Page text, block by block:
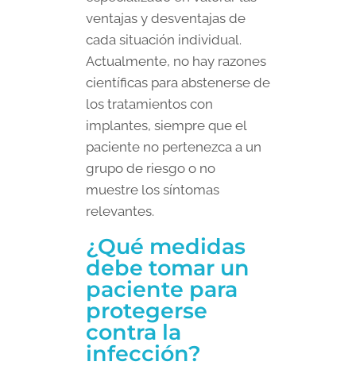
ventajas y desventajas de
cada situación individual.
Actualmente, no hay razones
científicas para abstenerse de
los tratamientos con
implantes, siempre que el
paciente no pertenezca a un
grupo de riesgo o no
muestre los síntomas
relevantes.
¿Qué medidas
debe tomar un
paciente para
protegerse
contra la
infección?